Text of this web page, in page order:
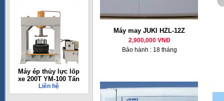
Máy ép thủy lực lốp
xe 200T YM-100 Tấn
Liên hệ
Máy may JUKI HZL-12Z
2,900,000 VNĐ
Bảo hành : 18 tháng